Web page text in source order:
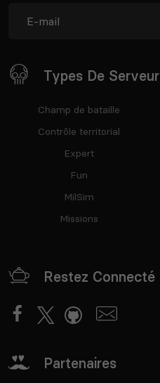
Types De Serveur
Champ de bataille
Contrôle territorial
Expert
Fun
MilSim
Missions
Restez Connecté
Partenaires